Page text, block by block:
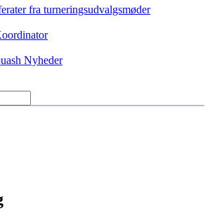
fra turneringsudvalgsmøder
Nyheder